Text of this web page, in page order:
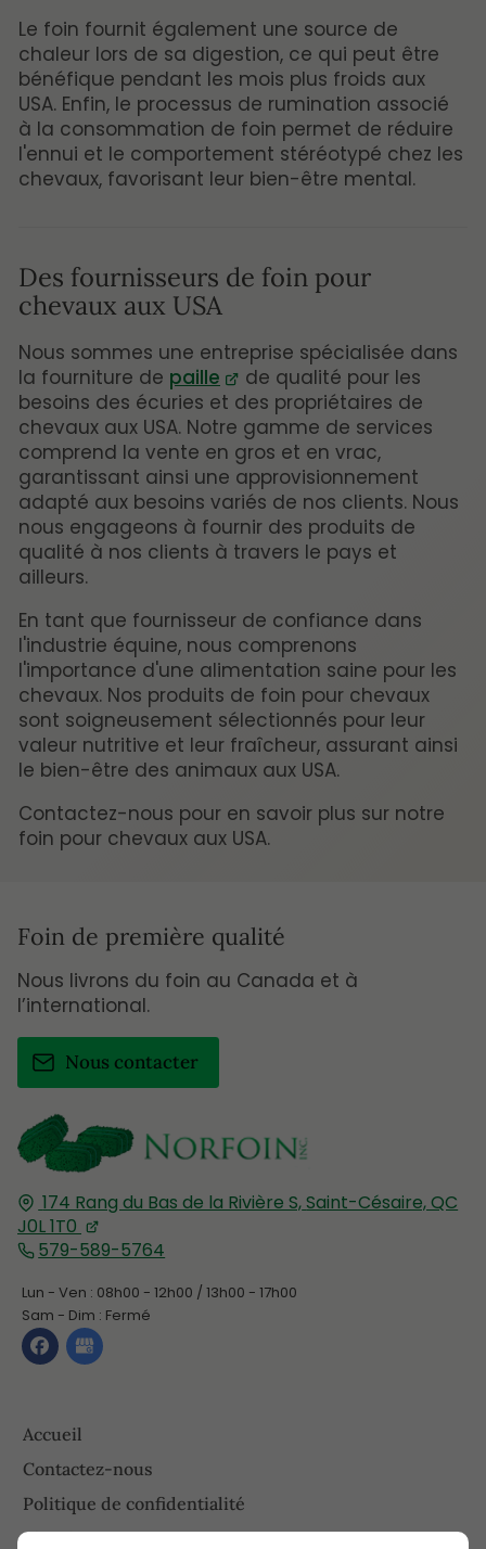
Le foin fournit également une source de
chaleur lors de sa digestion, ce qui peut être
bénéfique pendant les mois plus froids aux
USA. Enfin, le processus de rumination associé
à la consommation de foin permet de réduire
l'ennui et le comportement stéréotypé chez les
chevaux, favorisant leur bien-être mental.
Des fournisseurs de foin pour
chevaux aux USA
Nous sommes une entreprise spécialisée dans
la fourniture de paille
de qualité pour les
besoins des écuries et des propriétaires de
chevaux aux USA. Notre gamme de services
comprend la vente en gros et en vrac,
garantissant ainsi une approvisionnement
adapté aux besoins variés de nos clients. Nous
nous engageons à fournir des produits de
qualité à nos clients à travers le pays et
ailleurs.
En tant que fournisseur de confiance dans
l'industrie équine, nous comprenons
l'importance d'une alimentation saine pour les
chevaux. Nos produits de foin pour chevaux
sont soigneusement sélectionnés pour leur
valeur nutritive et leur fraîcheur, assurant ainsi
le bien-être des animaux aux USA.
Contactez-nous pour en savoir plus sur notre
foin pour chevaux aux USA.
174 Rang du Bas de la Rivière S,Saint-Césaire, QC
J0L 1T0
579-589-5764
Lun - Ven : 08h00 - 12h00 / 13h00 - 17h00
Sam - Dim : Fermé
Accueil
Contactez-nous
Politique de confidentialité
Plan du site
Foin de première qualité
Nous livrons du foin au Canada et à
l’international.
Nous contacter